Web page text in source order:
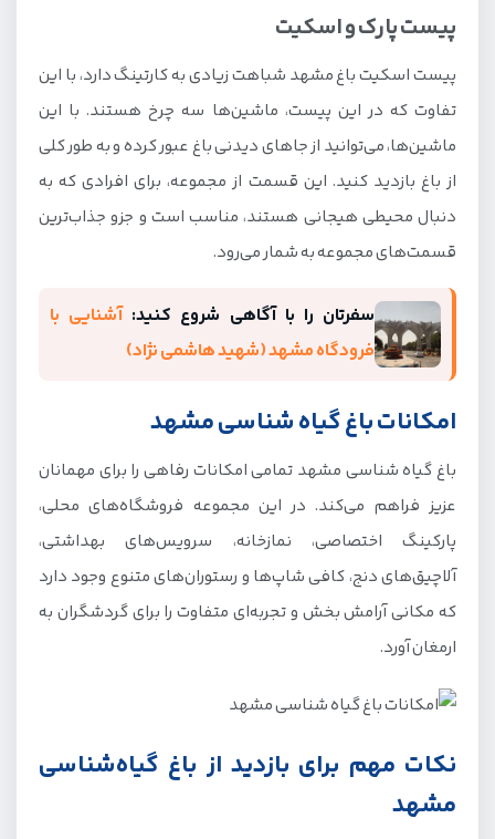
پیست پارک و اسکیت
پیست اسکیت باغ مشهد شباهت زیادی به کارتینگ دارد، با این
تفاوت که در این پیست، ماشین‌ها سه چرخ هستند. با این
ماشین‌ها، می‌توانید از جاهای دیدنی باغ عبور کرده و به طور کلی
از باغ بازدید کنید. این قسمت از مجموعه، برای افرادی که به
دنبال محیطی هیجانی هستند، مناسب است و جزو جذاب‌ترین
قسمت‌های مجموعه به شمار می‌رود.
سفرتان را با آگاهی شروع کنید: آشنایی با
فرودگاه مشهد (شهید هاشمی نژاد)
امکانات باغ گیاه شناسی مشهد
باغ گیاه شناسی مشهد تمامی امکانات رفاهی را برای مهمانان
عزیز فراهم می‌کند. در این مجموعه فروشگاه‌های محلی،
پارکینگ اختصاصی، نمازخانه، سرویس‌های بهداشتی،
آلاچیق‌های دنج، کافی شاپ‌ها و رستوران‌های متنوع وجود دارد
که مکانی آرامش بخش و تجربه‌ای متفاوت را برای گردشگران به
ارمغان آورد.
نکات مهم برای بازدید از باغ گیاه‌شناسی
مشهد